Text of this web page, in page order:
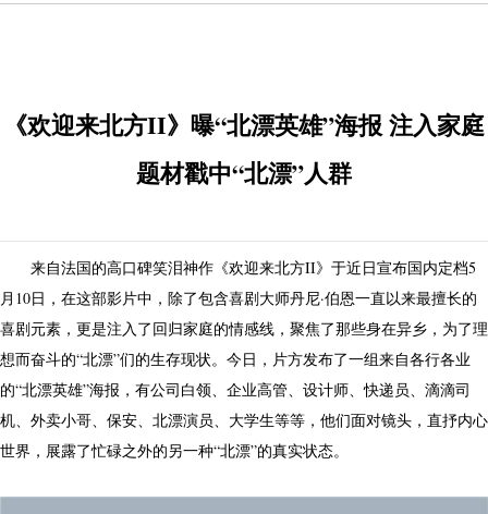
《欢迎来北方II》曝“北漂英雄”海报 注入家庭
题材戳中“北漂”人群
来自法国的高口碑笑泪神作《欢迎来北方II》于近日宣布国内定档5
月10日，在这部影片中，除了包含喜剧大师丹尼·伯恩一直以来最擅长的
喜剧元素，更是注入了回归家庭的情感线，聚焦了那些身在异乡，为了理
想而奋斗的“北漂”们的生存现状。今日，片方发布了一组来自各行各业
的“北漂英雄”海报，有公司白领、企业高管、设计师、快递员、滴滴司
机、外卖小哥、保安、北漂演员、大学生等等，他们面对镜头，直抒内心
世界，展露了忙碌之外的另一种“北漂”的真实状态。